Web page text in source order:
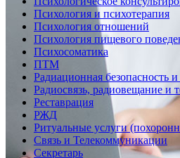
Психология и психотерапия
Психология отношений
Психология пищевого
Психосоматика
ПТМ
Радиационная безопасность
Радиосвязь, радиовещание и
Реставрация
РЖД
Ритуальные услуги
Связь и Телекоммуникации
Секретарь